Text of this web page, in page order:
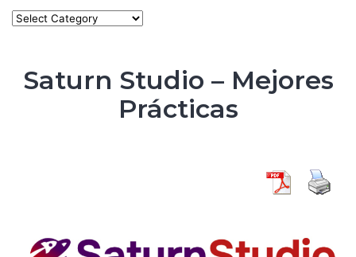
Categories
Saturn Studio – Mejores
Prácticas